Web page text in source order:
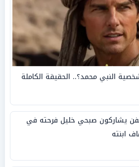
النبي محمد؟.. الحقيقة الكاملة
يشاركون صبحي خليل فرحته في
ابنته